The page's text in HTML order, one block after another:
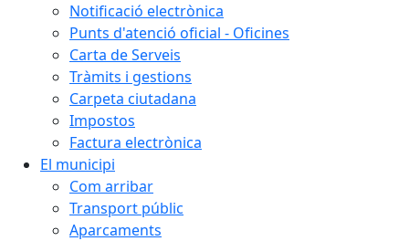
Notificació electrònica
Punts d'atenció oficial - Oficines
Carta de Serveis
Tràmits i gestions
Carpeta ciutadana
Impostos
Factura electrònica
El municipi
Com arribar
Transport públic
Aparcaments